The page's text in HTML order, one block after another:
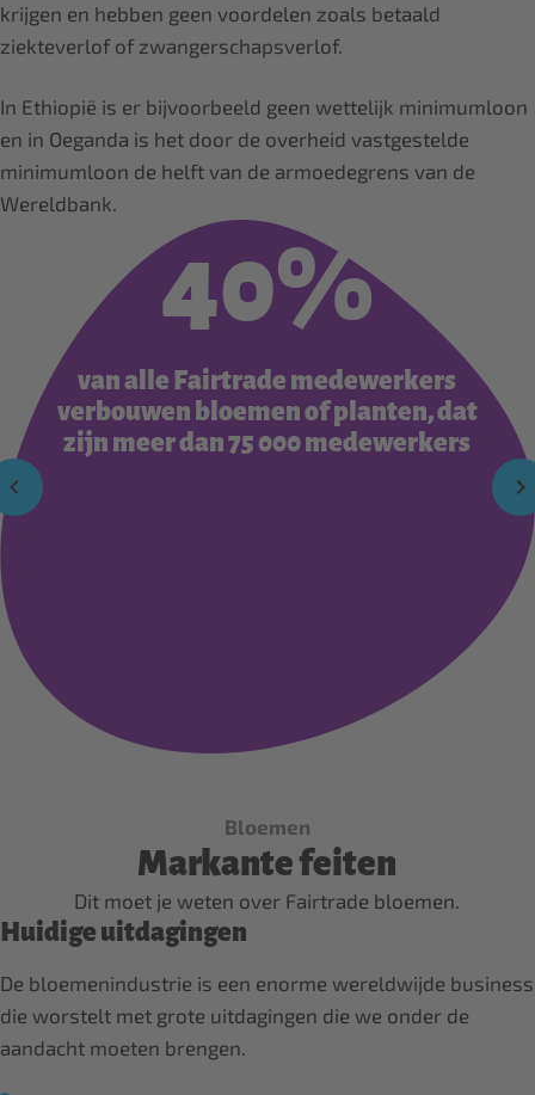
krijgen en hebben geen voordelen zoals betaald
ziekteverlof of zwangerschapsverlof.
In Ethiopië is er bijvoorbeeld geen wettelijk minimumloon
en in Oeganda is het door de overheid vastgestelde
minimumloon de helft van de armoedegrens van de
Wereldbank.
40%
van alle Fairtrade medewerkers
verbouwen bloemen of planten, dat
zijn meer dan 75 000 medewerkers
Bloemen
Markante feiten
Dit moet je weten over Fairtrade bloemen.
Huidige uitdagingen
De bloemenindustrie is een enorme wereldwijde business
die worstelt met grote uitdagingen die we onder de
aandacht moeten brengen.